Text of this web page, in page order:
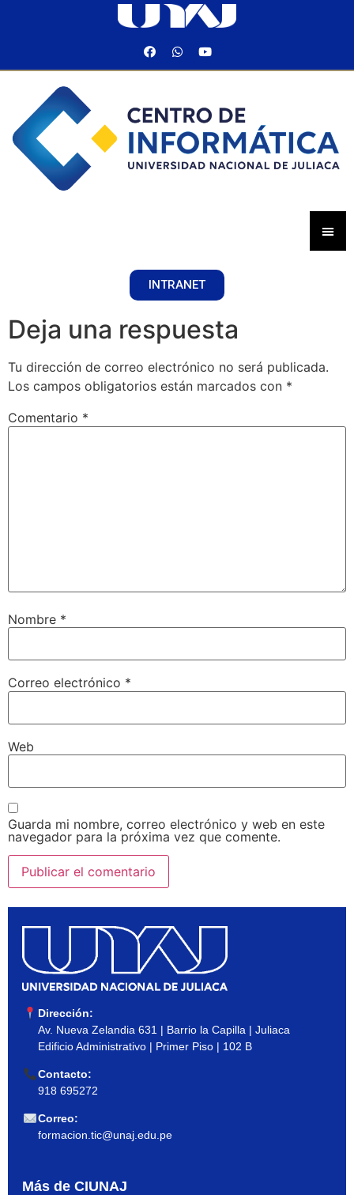
INTRANET
Deja una respuesta
Tu dirección de correo electrónico no será publicada.
Los campos obligatorios están marcados con *
Comentario *
Nombre *
Correo electrónico *
Web
Guarda mi nombre, correo electrónico y web en este
navegador para la próxima vez que comente.
Dirección:
Av. Nueva Zelandia 631 | Barrio la Capilla | Juliaca
Edificio Administrativo | Primer Piso | 102 B
Contacto:
918 695272
Correo:
formacion.tic@unaj.edu.pe
Más de CIUNAJ